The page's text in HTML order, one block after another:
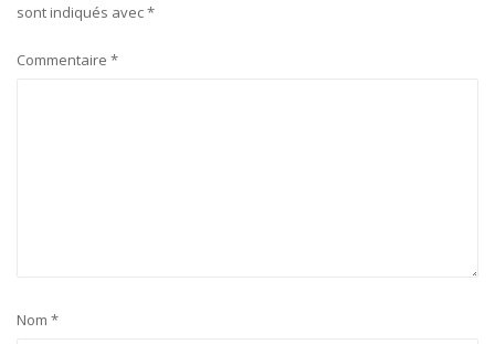
sont indiqués avec*
Commentaire *
Nom *